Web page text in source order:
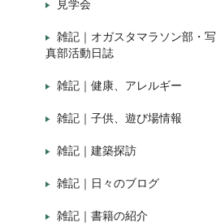
見学会
雑記｜オガスタマラソン部・写
真部活動日誌
雑記｜健康、アレルギー
雑記｜子供、遊び場情報
雑記｜建築探訪
雑記｜日々のブログ
雑記｜書籍の紹介